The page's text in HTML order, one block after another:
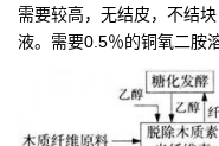
需要较高，无结皮，不结
液。需要0.5％的铜氧二胺